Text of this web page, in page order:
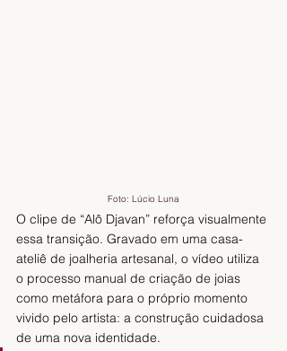
Foto: Lúcio Luna
O clipe de “Alô Djavan” reforça visualmente
essa transição. Gravado em uma casa-
ateliê de joalheria artesanal, o vídeo utiliza
o processo manual de criação de joias
como metáfora para o próprio momento
vivido pelo artista: a construção cuidadosa
de uma nova identidade.